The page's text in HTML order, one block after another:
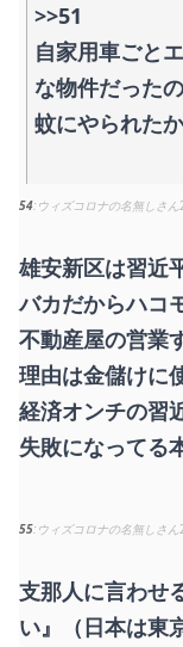
>>51
自家用車ごと
な物件だった
蚊にやられた
54 ウィズコロナの名無しさん
雄安新区は習近
バカだからハコ
不動産屋の営業
理由は金儲けに
経済オンチの習
失敗になってる
55 ウィズコロナの名無しさん
支那人に言わせ
い』（日本は東